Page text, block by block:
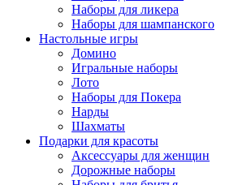
Наборы для ликера
Наборы для шампанского
Настольные игры
Домино
Игральные наборы
Лото
Наборы для Покера
Нарды
Шахматы
Подарки для красоты
Аксессуары для женщин
Дорожные наборы